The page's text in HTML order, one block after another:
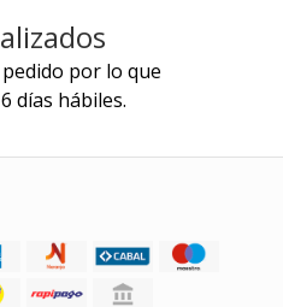
por lo que
días hábiles.